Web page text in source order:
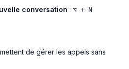
conversation : ⌥ + N
de gérer les appels sans